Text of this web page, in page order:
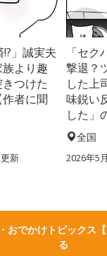
!?」誠実夫
より趣
つけた
者に聞
新
「セ
撃退？
した上
味鋭い
した」
全国
2026年5
おでかけトピックス
る